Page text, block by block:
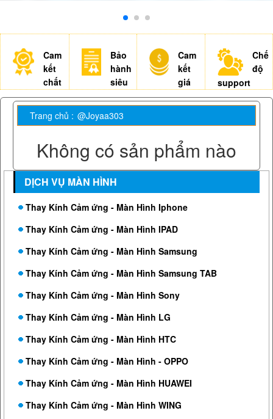
Cam
kết
chất
lượng
Tuyệt đối yên
tâm
Bảo
hành
siêu
việt
100% khách
hàng hài lòng
Cam
kết
giá
tốt nhất
Khỏi mất
công so sánh
Chế
độ
support
nhiệt tình
Xem khách
hàng như
Trang chủ : @Joyaa303
Không có sản phẩm nào
DỊCH VỤ MÀN HÌNH
Thay Kính Cảm ứng - Màn Hình Iphone
Thay Kính Cảm ứng - Màn Hình IPAD
Thay Kính Cảm ứng - Màn Hình Samsung
Thay Kính Cảm ứng - Màn Hình Samsung TAB
Thay Kính Cảm ứng - Màn Hình Sony
Thay Kính Cảm ứng - Màn Hình LG
Thay Kính Cảm ứng - Màn Hình HTC
Thay Kính Cảm ứng - Màn Hình - OPPO
Thay Kính Cảm ứng - Màn Hình HUAWEI
Thay Kính Cảm ứng - Màn Hình WING